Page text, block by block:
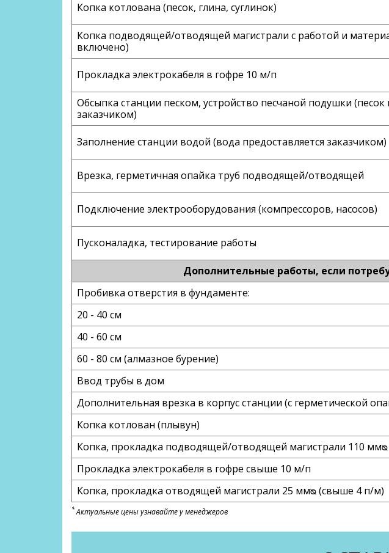
Копка котлована (песок, глина, суглинок)
Копка подводящей/отводящей магистрали с работой и
включено)
Прокладка электрокабеля в гофре 10 м/п
Обсыпка станции песком, устройство песчаной подушки (песок
заказчиком)
Заполнение станции водой (вода предоставляется заказчиком)
Врезка, герметичная опайка труб подводящей/отводящей
Подключение электрооборудования (компрессоров, насосов)
Пусконаладка, тестирование работы
Дополнительные работы, если
Пробивка отверстия в фундаменте:
20 - 40 см
40 - 60 см
60 - 80 см (алмазное бурение)
Ввод трубы в дом
Дополнительная врезка в корпус станции (с герметической
Копка котлован (плывун)
Копка, прокладка подводящей/отводящей магистрали 110
Прокладка электрокабеля в гофре свыше 10 м/п
Копка, прокладка отводящей магистрали 25 ммᴓ (свыше 4 п/м)
*Актуальные цены узнавайте у менеджеров